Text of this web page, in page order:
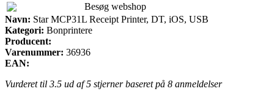
Besøg webshop
Navn: Star MCP31L Receipt Printer, DT, iOS, USB
Kategori: Bonprintere
Producent:
Varenummer: 36936
EAN:
Vurderet til 3.5 ud af 5 stjerner baseret på 8 anmeldelser